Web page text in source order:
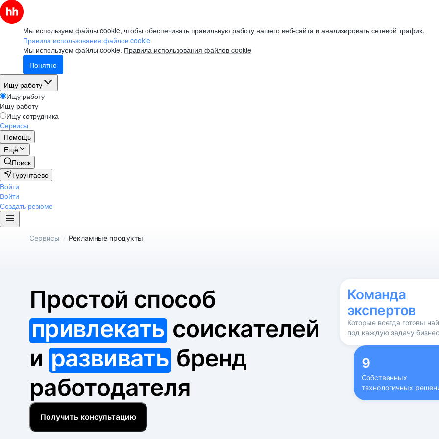
Мы используем файлы cookie, чтобы обеспечивать правильную работу нашего веб-сайта и анализировать сетевой трафик.
Правила использования файлов cookie
Мы используем файлы cookie. Правила использования файлов cookie
Понятно
Ищу работу
Ищу работу
Ищу работу
Ищу сотрудника
Сервисы
Помощь
Ещё
Поиск
Турунтаево
Войти
Войти
Создать резюме
Сервисы / Рекламные продукты
Простой способ
привлекатьсоискателей
и развивать бренд
работодателя
Получить консультацию
Команда
экспертов
Которые всегда готовы
под каждую задачу
9
Собственных
технологичных